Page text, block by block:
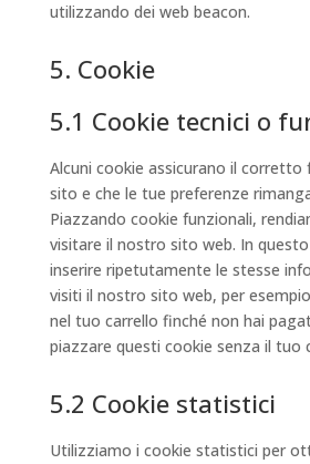
utilizzando dei web beacon.
5. Cookie
5.1 Cookie tecnici o
Alcuni cookie assicurano il
sito e che le tue preferenze
Piazzando cookie funzionali,
visitare il nostro sito web. In
inserire ripetutamente le stesse
visiti il nostro sito web, per
nel tuo carrello finché non hai
piazzare questi cookie senza il tuo
5.2 Cookie statistici
Utilizziamo i cookie statistici per